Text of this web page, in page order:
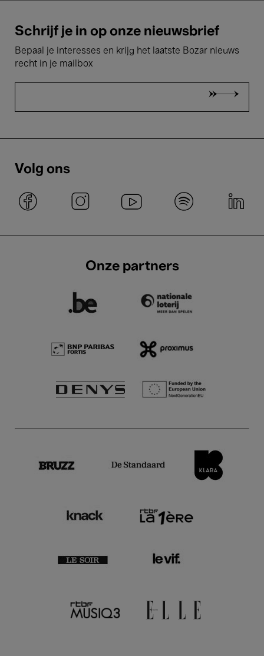
Schrijf je in op onze nieuwsbrief
Bepaal je interesses en krijg het laatste Bozar nieuws
recht in je mailbox
Volg ons
Onze partners